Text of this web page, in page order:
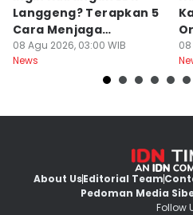
Langgeng? Terapkan 5
Cara Menjaga
Kesetiaan Ini
08 Agu 2026, 03:00 WIB
News
08
About UsEditorial Team
Pedoman Media
Follow